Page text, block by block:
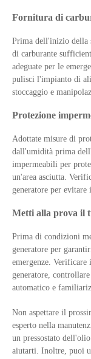
Fornitura di
Prima dell'inizio della
di carburante
adeguate per le
pulisci l'impianto di
stoccaggio e
Protezione
Adottate misure di
dall'umidità prima
impermeabili per
un'area asciutta.
generatore per evitare
Metti alla prova il
Prima di condizioni
generatore per
emergenze.
generatore,
automatico e
Non aspettare il
esperto nella
un pressostato
aiutarti. Inoltre, puoi